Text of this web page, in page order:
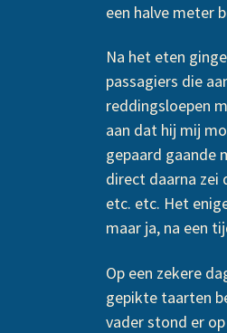
een halve
Na het eten
passagiers die
reddingsloepen
aan dat hij mij
gepaard gaande
direct daarna zei
etc. etc. Het
maar ja, na een
Op een zekere
gepikte taarten
vader stond er